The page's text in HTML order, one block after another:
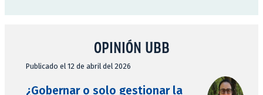
OPINIÓN UBB
Publicado el 12 de abril del 2026
¿Gobernar o solo gestionar la